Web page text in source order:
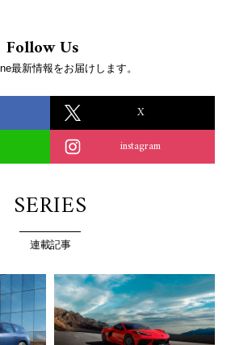
Follow Us
最新情報をお届けします。
X
instagram
SERIES
連載記事